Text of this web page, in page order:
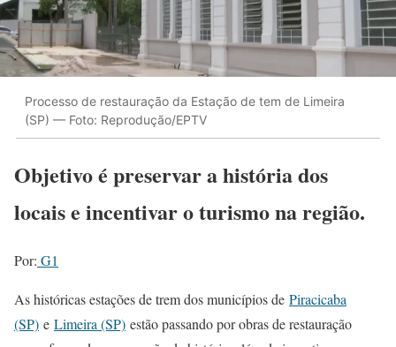
Processo de restauração da Estação de tem de Limeira
(SP) — Foto: Reprodução/EPTV
Objetivo é preservar a história dos
locais e incentivar o turismo na região.
Por: G1
As históricas estações de trem dos municípios de Piracicaba
(SP) e Limeira (SP) estão passando por obras de restauração